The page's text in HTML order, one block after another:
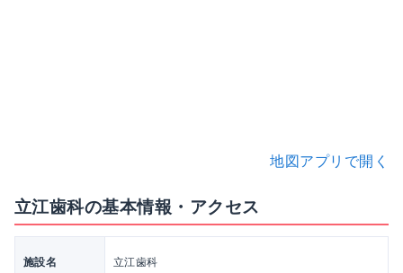
地図アプリで開く
立江歯科の基本情報・アクセス
施設名 立江歯科